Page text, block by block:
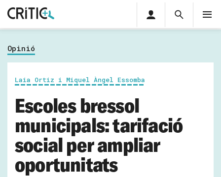
Cerca
Cerca
privada
Inicia sessió
Opinió
Laia Ortiz i Miquel Àngel Essomba
Escoles bressol
municipals: tarifació
social per ampliar
oportunitats